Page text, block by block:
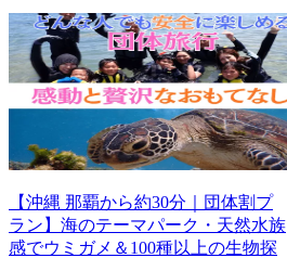
【沖縄 那覇から約30分｜団体割プ
ラン】海のテーマパーク・天然水族
感でウミガメ＆100種以上の生物探